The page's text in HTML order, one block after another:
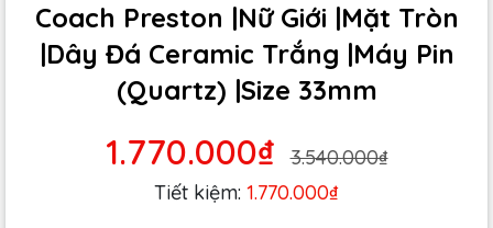
Coach Preston |Nữ Giới |Mặt Tròn
|Dây Đá Ceramic Trắng |Máy Pin
(Quartz) |Size 33mm
1.770.000₫
3.540.000₫
Tiết kiệm: 1.770.000₫